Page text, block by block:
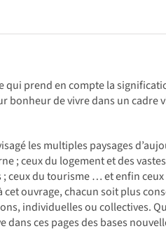
qui prend en compte la
de vivre dans un cadre
les multiples paysages
; ceux du logement et des
ceux du tourisme … et enfin
ouvrage, chacun soit plus
individuelles ou collectives.
dans ces pages des bases